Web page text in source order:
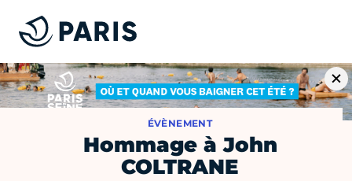
ÉVÈNEMENT
Hommage à John
COLTRANE